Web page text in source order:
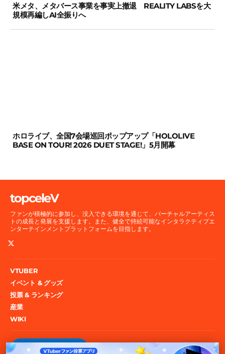
米メタ、メタバース事業を事実上撤退 REALITY LABSを大
規模再編しAI全振りへ
ホロライブ、全国7会場巡回ポップアップ「HOLOLIVE
BASE ON TOUR! 2026 DUET STAGE!」5月開幕
topceleV
ファンが積極的に参加し、没入できる環境を通じて、バーチャルアーティス
トの成長と発展を支援します。また、健全で持続可能なインタラクティブエ
ンターテインメントプラットフォームを目指します。
VTUBER
イベント & グッズ
投票 & ランキング
産業
WIKI
投票権をゲット！